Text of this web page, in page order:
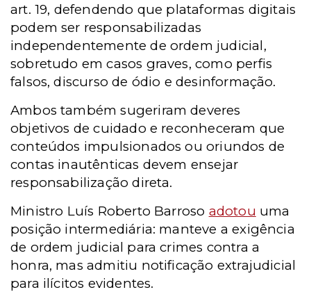
art. 19, defendendo que plataformas digitais
podem ser responsabilizadas
independentemente de ordem judicial,
sobretudo em casos graves, como perfis
falsos, discurso de ódio e desinformação.
Ambos também sugeriram deveres
objetivos de cuidado e reconheceram que
conteúdos impulsionados ou oriundos de
contas inautênticas devem ensejar
responsabilização direta.
Ministro Luís Roberto Barroso adotou uma
posição intermediária: manteve a exigência
de ordem judicial para crimes contra a
honra, mas admitiu notificação extrajudicial
para ilícitos evidentes.